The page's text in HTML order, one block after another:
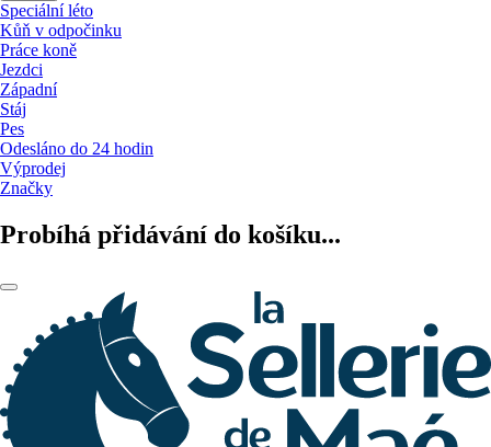
Speciální léto
Kůň v odpočinku
Práce koně
Jezdci
Západní
Stáj
Pes
Odesláno do 24 hodin
Výprodej
Značky
Probíhá přidávání do košíku...